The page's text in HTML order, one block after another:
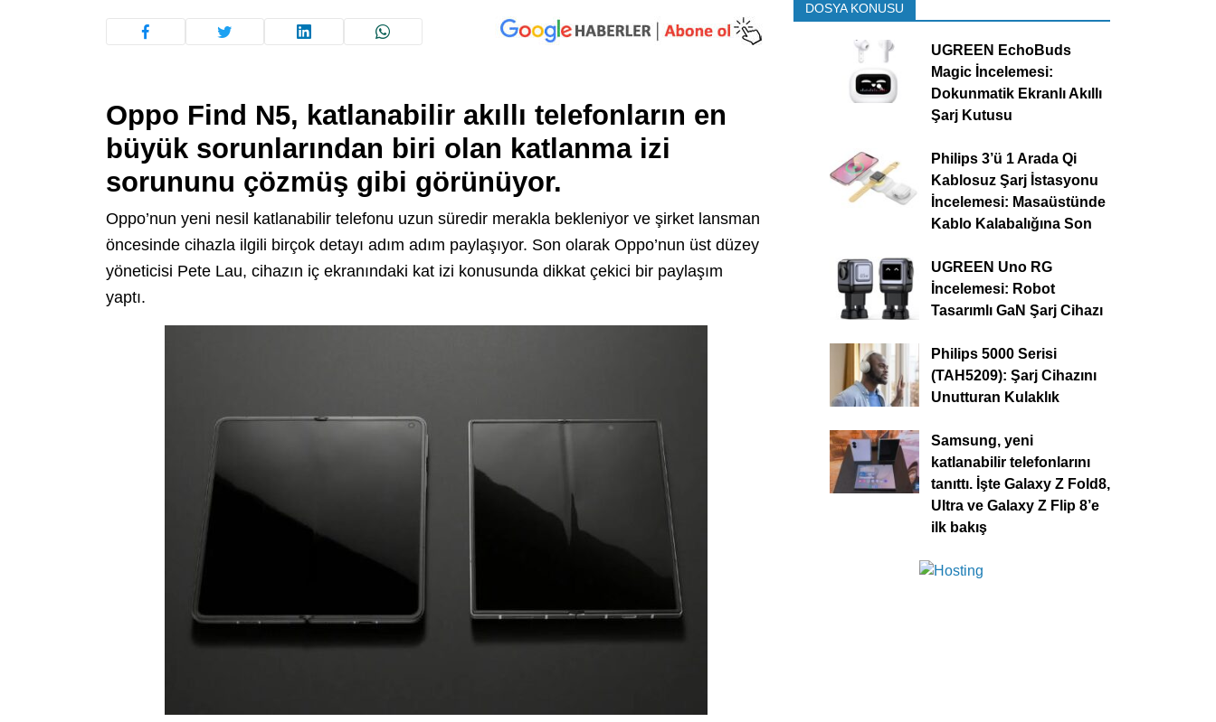
Oppo Find N5, katlanabilir akıllı telefonların en
büyük sorunlarından biri olan katlanma izi
sorununu çözmüş gibi görünüyor.
Oppo’nun yeni nesil katlanabilir telefonu uzun süredir merakla bekleniyor ve şirket lansman
öncesinde cihazla ilgili birçok detayı adım adım paylaşıyor. Son olarak Oppo’nun üst düzey
yöneticisi Pete Lau, cihazın iç ekranındaki kat izi konusunda dikkat çekici bir paylaşım
yaptı.
DOSYA KONUSU
UGREEN EchoBuds
Magic İncelemesi:
Dokunmatik Ekranlı Akıllı
Şarj Kutusu
Philips 3’ü 1 Arada Qi
Kablosuz Şarj İstasyonu
İncelemesi: Masaüstünde
Kablo Kalabalığına Son
UGREEN Uno RG
İncelemesi: Robot
Tasarımlı GaN Şarj Cihazı
Philips 5000 Serisi
(TAH5209): Şarj Cihazını
Unutturan Kulaklık
Samsung, yeni
katlanabilir telefonlarını
tanıttı. İşte Galaxy Z Fold8,
Ultra ve Galaxy Z Flip 8’e
ilk bakış